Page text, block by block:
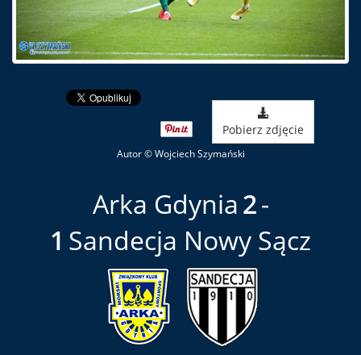
Pobierz zdjęcie
Autor © Wojciech Szymański
Arka Gdynia2
1 Sandecja Nowy Sącz